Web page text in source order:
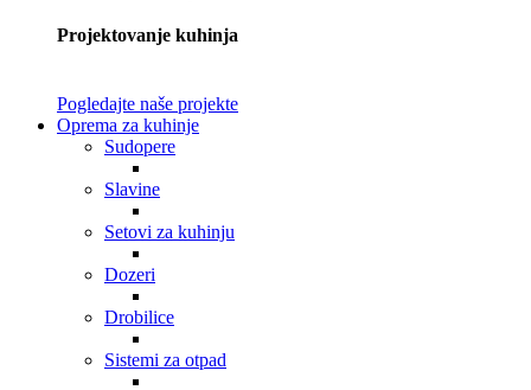
Projektovanje kuhinja
Pogledajte naše projekte
Oprema za kuhinje
Sudopere
Slavine
Setovi za kuhinju
Dozeri
Drobilice
Sistemi za otpad